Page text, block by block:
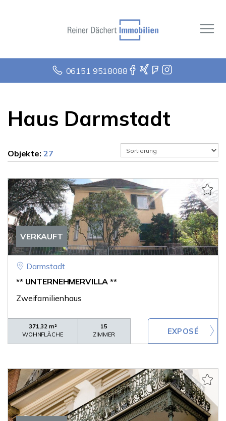
06151 9518088
Haus Darmstadt
Objekte: 27
VERKAUFT
Darmstadt
** UNTERNEHMERVILLA **
Zweifamilienhaus
371,32 m²
WOHNFLÄCHE
15
ZIMMER